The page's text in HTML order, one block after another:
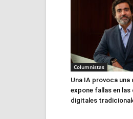
Columnistas
Una IA provoca
expone fallas en las
digitales